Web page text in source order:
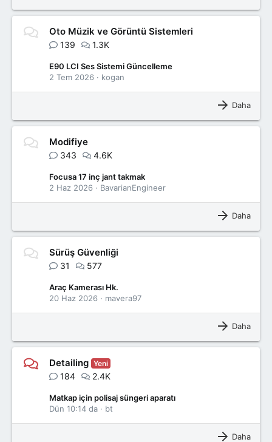
Oto Müzik ve Görüntü Sistemleri
139 1.3K
Daha
E90 LCI Ses Sistemi Güncelleme
2 Tem 2026
kogan
Modifiye
343 4.6K
Daha
Focusa 17 inç jant takmak
2 Haz 2026
BavarianEngineer
Sürüş Güvenliği
31 577
Daha
Araç Kamerası Hk.
20 Haz 2026
mavera97
Detailing Yeni
184 2.4K
Daha
Matkap için polisaj süngeri aparatı
Dün 10:14 da
bt